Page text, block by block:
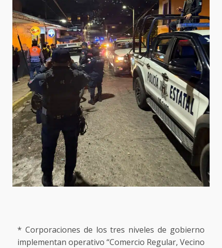
* Corporaciones de los tres niveles de gobierno
implementan operativo “Comercio Regular, Vecino